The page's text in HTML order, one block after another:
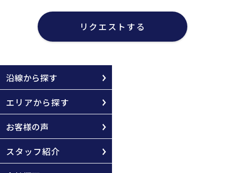
リクエストする
沿線から探す
エリアから探す
お客様の声
スタッフ紹介